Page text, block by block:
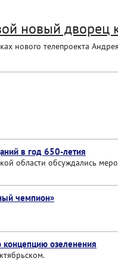
новый
нового телепроекта
в год 650-летия
области обсуждались
чемпион»
озеленения